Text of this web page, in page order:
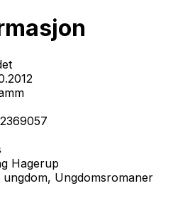
Hagerup
ungdom, Ungdomsromaner